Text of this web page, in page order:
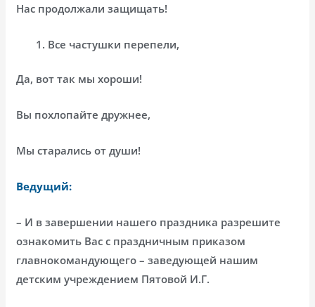
Нас продолжали защищать!
Все частушки перепели,
Да, вот так мы хороши!
Вы похлопайте дружнее,
Мы старались от души!
Ведущий:
– И в завершении нашего праздника разрешите
ознакомить Вас с праздничным приказом
главнокомандующего – заведующей нашим
детским учреждением Пятовой И.Г.